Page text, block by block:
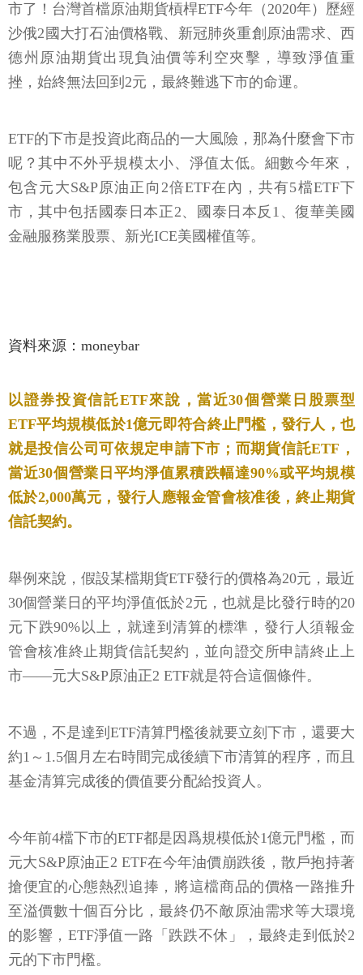
市了！台灣首檔原油期貨槓桿ETF今年（2020年）歷經
沙俄2國大打石油價格戰、新冠肺炎重創原油需求、西
德州原油期貨出現負油價等利空夾擊，導致淨值重
挫，始終無法回到2元，最終難逃下市的命運。
ETF的下市是投資此商品的一大風險，那為什麼會下市
呢？其中不外乎規模太小、淨值太低。細數今年來，
包含元大S&P原油正向2倍ETF在內，共有5檔ETF下
市，其中包括國泰日本正2、國泰日本反1、復華美國
金融服務業股票、新光ICE美國權值等。
資料來源：moneybar
以證券投資信託ETF來說，當近30個營業日股票型
ETF平均規模低於1億元即符合終止門檻，發行人，也
就是投信公司可依規定申請下市；而期貨信託ETF，
當近30個營業日平均淨值累積跌幅達90%或平均規模
低於2,000萬元，發行人應報金管會核准後，終止期貨
信託契約。
舉例來說，假設某檔期貨ETF發行的價格為20元，最近
30個營業日的平均淨值低於2元，也就是比發行時的20
元下跌90%以上，就達到清算的標準，發行人須報金
管會核准終止期貨信託契約，並向證交所申請終止上
市——元大S&P原油正2 ETF就是符合這個條件。
不過，不是達到ETF清算門檻後就要立刻下市，還要大
約1～1.5個月左右時間完成後續下市清算的程序，而且
基金清算完成後的價值要分配給投資人。
今年前4檔下市的ETF都是因爲規模低於1億元門檻，而
元大S&P原油正2 ETF在今年油價崩跌後，散戶抱持著
搶便宜的心態熱烈追捧，將這檔商品的價格一路推升
至溢價數十個百分比，最終仍不敵原油需求等大環境
的影響，ETF淨值一路「跌跌不休」，最終走到低於2
元的下市門檻。